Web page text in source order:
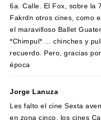
6a. Calle. El Fox, sobre la
Fakrdn otros cines, como
el maravilloso Ballet
*Chimpul* ... chinches y
recuerdo. Pero, gracias
época
Jorge Lanuza
Les falto el cine Sexta
en zona cinco, los cines